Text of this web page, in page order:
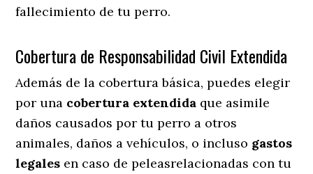
fallecimiento de tu perro.
Cobertura de Responsabilidad Civil Extendida
Además de la cobertura básica, puedes elegir
por una cobertura extendida que asimile
daños causados por tu perro a otros
animales, daños a vehículos, o incluso gastos
legales en caso de peleasrelacionadas con tu